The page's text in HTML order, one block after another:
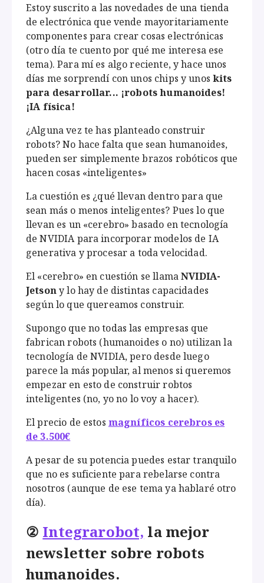
Estoy suscrito a las novedades de una tienda
de electrónica que vende mayoritariamente
componentes para crear cosas electrónicas
(otro día te cuento por qué me interesa ese
tema). Para mí es algo reciente, y hace unos
días me sorprendí con unos chips y unoskits
para desarrollar... ¡robots humanoides!
¡IA física!
¿Alguna vez te has planteado construir
robots? No hace falta que sean humanoides,
pueden ser simplemente brazos robóticos que
hacen cosas «inteligentes»
La cuestión es ¿qué llevan dentro para que
sean más o menos inteligentes? Pues lo que
llevan es un «cerebro» basado en tecnología
de NVIDIA para incorporar modelos de IA
generativa y procesar a toda velocidad.
El «cerebro» en cuestión se llamaNVIDIA-
Jetsony lo hay de distintas capacidades
según lo que quereamos construir.
Supongo que no todas las empresas que
fabrican robots (humanoides o no) utilizan la
tecnología de NVIDIA, pero desde luego
parece la más popular, al menos si queremos
empezar en esto de construir robtos
inteligentes (no, yo no lo voy a hacer).
El precio de estos magníficos cerebros es
de 3.500€
A pesar de su potencia puedes estar tranquilo
que no es suficiente para rebelarse contra
nosotros (aunque de ese tema ya hablaré otro
día).
② Integrarobot, la mejor
newsletter sobre robots
humanoides.